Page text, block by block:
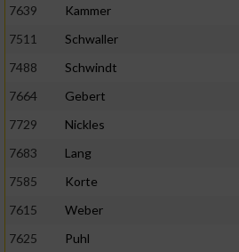
7639
Kammer
7511
Schwaller
7488
Schwindt
7664
Gebert
7729
Nickles
7683
Lang
7585
Korte
7615
Weber
7625
Puhl